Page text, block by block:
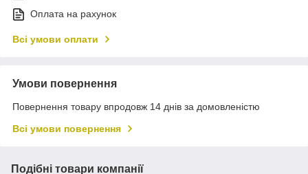
Оплата на рахунок
Всі умови оплати
Умови повернення
Повернення товару впродовж 14 днів за домовленістю
Всі умови повернення
Подібні товари компанії